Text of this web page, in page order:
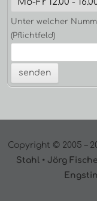
Unter welcher
(Pflichtfeld)
Inhalt
Copyright © 2005 –
Stahl • Jörg